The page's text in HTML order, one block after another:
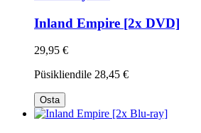
Inland Empire [2x DVD]
29,95 €
Püsikliendile 28,45 €
Osta